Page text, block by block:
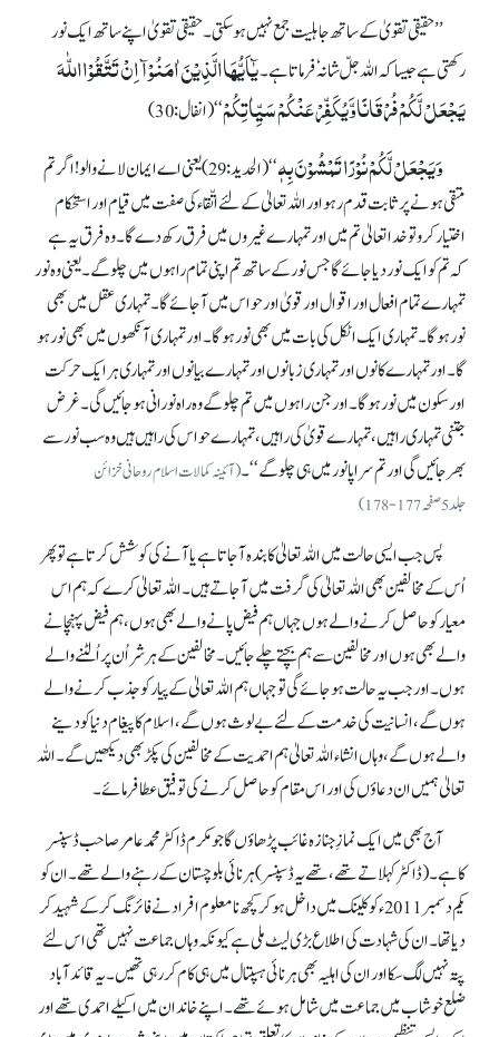
’’حقیقی تقویٰ کے ساتھ جاہلیت جمع نہیں ہو سکتی۔ حقیقی تقویٰ اپنے ساتھ ایک نور
رکھتی ہے جیسا کہ اللہ جلّ شانہٗ فرماتا ہے۔یٰٓاَیُّھَاالَّذِیْنَ اٰمَنُوْآ اِنْ تَتَّقُوْااللّٰہَ
یَجْعَلْ لَّکُمْ فُرْقَانًاوَّیُکَفِّرْ عَنْکُمْ سَیِّاٰتِکُمْ‘‘ (انفال: 30)
وَیَجْعَلْ لَّکُمْ نُوْرًا تَمْشُوْنَ بِہٖ
‘‘ (الحدید: 29) یعنی اے ایمان لانے والو!اگر تم
متقی ہونے پر ثابت قدم رہو اور اللہ تعالیٰ کے لئے اتّقاء کی صفت میں قیام اور استحکام
اختیار کرو تو خدا تعالیٰ تم میں اور تمہارے غیروں میں فرق رکھ دے گا۔ وہ فرق یہ ہے
کہ تم کو ایک نور دیا جائے گا جس نور کے ساتھ تم اپنی تمام راہوں میں چلو گے۔ یعنی وہ نور
تمہارے تمام افعال اور اقوال اور قویٰ اور حواس میں آ جائے گا۔ تمہاری عقل میں بھی
نور ہو گا۔ تمہاری ایک اٹکل کی بات میں بھی نور ہو گا۔ اور تمہاری آنکھوں میں بھی نور ہو
گا۔ اور تمہارے کانوں اور تمہاری زبانوں اور تمہارے بیانوں اور تمہاری ہر ایک حرکت
اور سکون میں نور ہو گا۔ اور جن راہوں میں تم چلو گے وہ راہ نورانی ہو جائیں گی۔ غرض
جتنی تمہاری راہیں، تمہارے قویٰ کی راہیں، تمہارے حواس کی راہیں ہیں وہ سب نور سے
بھر جائیں گی اور تم سراپا نور میں ہی چلو گے‘‘۔(آئینہ کمالات اسلام روحانی خزائن
جلد 5صفحہ177-178)
پس جب ایسی حالت میں اللہ تعالیٰ کا بندہ آ جاتا ہے یا آنے کی کوشش کرتا ہے تو پھر
اُس کے مخالفین بھی اللہ تعالیٰ کی گرفت میں آ جاتے ہیں۔ اللہ تعالیٰ کرے کہ ہم اس
معیار کو حاصل کرنے والے ہوں جہاں ہم فیض پانے والے بھی ہوں، ہم فیض پہنچانے
والے بھی ہوں اور مخالفین سے ہم بچتے چلے جائیں۔ مخالفین کے ہر شر اُن پر اُلٹنے والے
ہوں۔ اور جب یہ حالت ہو جائے گی تو جہاں ہم اللہ تعالیٰ کے پیار کو جذب کرنے والے
ہوں گے، انسانیت کی خدمت کے لئے بے لوث ہوں گے، اسلام کا پیغام دنیا کو دینے
والے ہوں گے، وہاں انشاء اللہ تعالیٰ ہم احمدیت کے مخالفین کی پکڑ بھی دیکھیں گے۔ اللہ
تعالیٰ ہمیں ان دعاؤں کی اور اس مقام کو حاصل کرنے کی توفیق عطا فرمائے۔
آج بھی میں ایک نمازِ جنازہ غائب پڑھاؤں گا جو مکرم ڈاکٹر محمد عامر صاحب ڈسپنسر
کاہے۔ (ڈاکٹر کہلاتے تھے، تھے یہ ڈسپنسر) ہرنائی بلوچستان کے رہنے والے تھے۔ ان کو
یکم دسمبر 2011ء کو کلینک میں داخل ہو کر کچھ نا معلوم افرادنے فائرنگ کر کے شہید کر
دیا تھا۔ ان کی شہادت کی اطلاع بڑی لیٹ ملی ہے کیونکہ وہاں جماعت نہیں تھی اس لئے
پتہ نہیں لگ سکا اور ان کی اہلیہ بھی ہرنائی ہسپتال میں ہی کام کر رہی تھیں۔ یہ قائد آباد
ضلع خوشاب میں جماعت میں شامل ہوئے تھے۔ اپنے خاندان میں اکیلے احمدی تھے اور